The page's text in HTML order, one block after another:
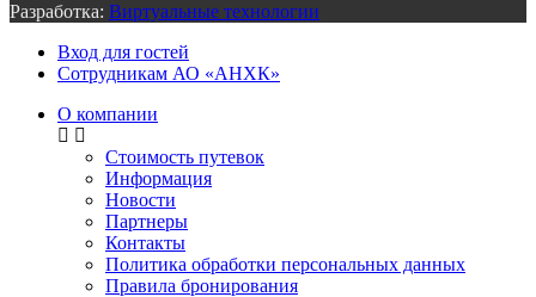
Разработка: Виртуальные технологии
Вход для гостей
Сотрудникам АО «АНХК»
О компании
Стоимость путевок
Информация
Новости
Партнеры
Контакты
Политика обработки персональных данных
Правила бронирования